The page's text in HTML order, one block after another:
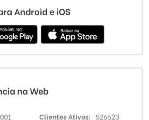
Android e iOS
na Web
Clientes Ativos
526623